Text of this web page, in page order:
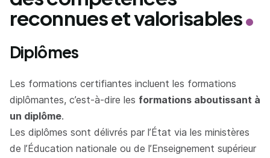
reconnues et valorisables
Diplômes
Les formations certifiantes incluent les formations
diplômantes, c’est-à-dire les formations aboutissant à
un diplôme.
Les diplômes sont délivrés par l’État via les ministères
de l’Éducation nationale ou de l’Enseignement supérieur